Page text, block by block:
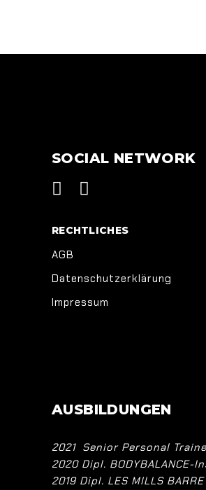
SOCIAL NETWORK
RECHTLICHES
AGB
Datenschutzerklärung
Impressum
AUSBILDUNGEN
2021 Senior Personal
2020 Dipl. BODYBALANCE-
2019 Dipl. LES MILLS BARRE